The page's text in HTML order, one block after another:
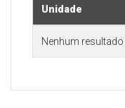
Unidade
Nenhum